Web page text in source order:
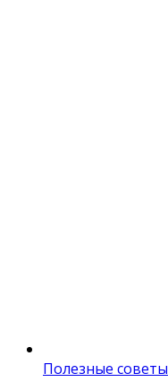
Полезные советы